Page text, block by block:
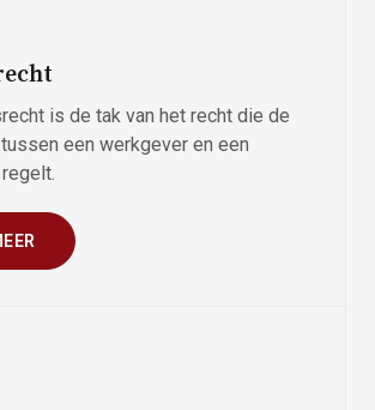
is de tak van het recht die de
een werkgever en een